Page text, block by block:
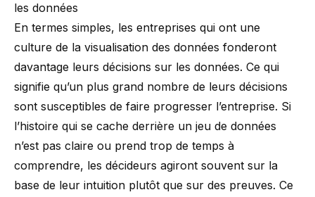
les données
En termes simples, les entreprises qui ont une
culture de la visualisation des données fonderont
davantage leurs décisions sur les données. Ce qui
signifie qu’un plus grand nombre de leurs décisions
sont susceptibles de faire progresser l’entreprise. Si
l’histoire qui se cache derrière un jeu de données
n’est pas claire ou prend trop de temps à
comprendre, les décideurs agiront souvent sur la
base de leur intuition plutôt que sur des preuves. Ce